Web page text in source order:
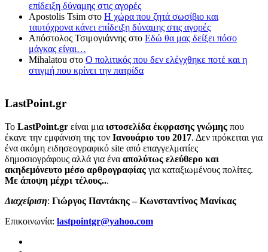
επίδειξη δύναμης στις αγορές
Apostolis Tsim στο Η χώρα που ζητά σωσίβιο και
ταυτόχρονα κάνει επίδειξη δύναμης στις αγορές
Απόστολος Τσιμογιάννης στο Εδώ θα μας δείξει πόσο
μάγκας είναι…
Mihalatou στο Ο πολιτικός που δεν ελέγχθηκε ποτέ και η
στιγμή που κρίνει την πατρίδα
LastPoint.gr
To LastPoint.gr είναι μια ιστοσελίδα έκφρασης γνώμης που
έκανε την εμφάνιση της τον Ιανουάριο του 2017. Δεν πρόκειται για
ένα ακόμη ειδησεογραφικό site από επαγγελματίες
δημοσιογράφους αλλά για ένα απολύτως ελεύθερο και
ακηδεμόνευτο μέσο αρθρογραφίας για καταξιωμένους πολίτες.
Με άποψη μέχρι τέλους...
Διαχείριση: Γιώργος Παντάκης – Κωνσταντίνος Μανίκας
Επικοινωνία: lastpointgr@yahoo.com